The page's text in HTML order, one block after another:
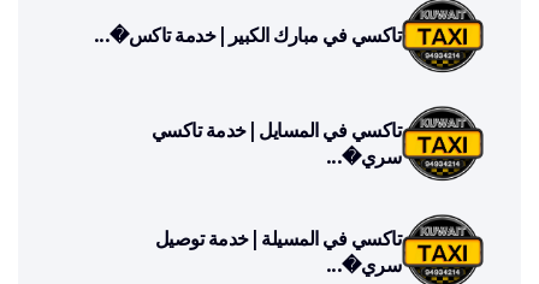
تاكسي في مبارك الكبير | خدمة تاكس�...
تاكسي في المسايل | خدمة تاكسي
سري�...
تاكسي في المسيلة | خدمة توصيل
سري�...